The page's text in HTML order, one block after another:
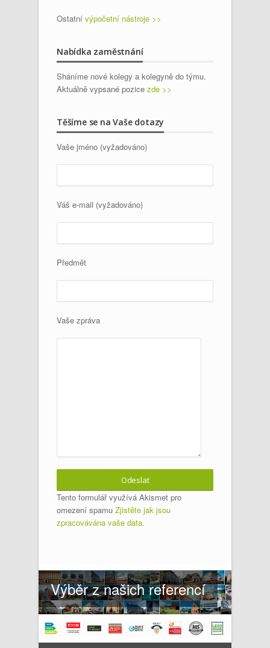
Ostatní výpočetní nástroje >>
Nabídka zaměstnání
Sháníme nové kolegy a kolegyně do týmu.
Aktuálně vypsané pozice zde >>
Těšíme se na Vaše dotazy
Vaše jméno (vyžadováno)
Váš e-mail (vyžadováno)
Předmět
Vaše zpráva
Tento formulář využívá Akismet pro
omezení spamu Zjistěte jak jsou
zpracovávána vaše data.
Výběr z našich referencí